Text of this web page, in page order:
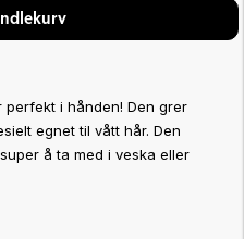
perfekt i hånden! Den grer
egnet til vått hår. Den
å ta med i veska eller